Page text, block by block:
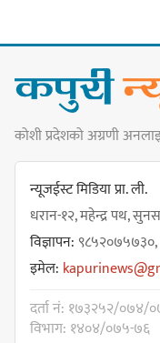
कोशी प्रदेशको अग्रणी
न्यूजईस्ट मिडिया प्रा. ली.
धरान-१२, महेन्द्र पथ,
विज्ञापन:
इमेल:
दर्ता नं: १७३२५२/
विभाग: १४०४/०७५-७६